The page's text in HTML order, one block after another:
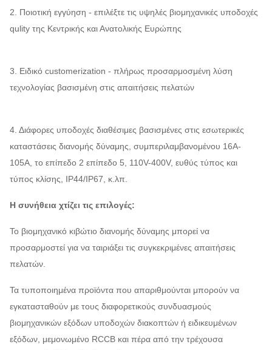
2. Ποιοτική εγγύηση - επιλέξτε τις υψηλές βιομηχανικές υποδοχές
qulity της Κεντρικής και Ανατολικής Ευρώπης
3. Ειδικό customerization - πλήρως προσαρμοσμένη λύση
τεχνολογίας βασισμένη στις απαιτήσεις πελατών
4. Διάφορες υποδοχές διαθέσιμες βασισμένες στις εσωτερικές
καταστάσεις διανομής δύναμης, συμπεριλαμβανομένου 16A-
105A, το επίπεδο 2 επίπεδο 5, 110V-400V, ευθύς τύπος και
τύπος κλίσης, IP44/IP67, κ.λπ.
Η συνήθεια χτίζει τις επιλογές:
Το βιομηχανικό κιβώτιο διανομής δύναμης μπορεί να
προσαρμοστεί για να ταιριάξει τις συγκεκριμένες απαιτήσεις
πελατών.
Τα τυποποιημένα προϊόντα που απαριθμούνται μπορούν να
εγκατασταθούν με τους διαφορετικούς συνδυασμούς
βιομηχανικών εξόδων υποδοχών διακοπτών ή ειδικευμένων
εξόδων, μεμονωμένο RCCB και πέρα από την τρέχουσα